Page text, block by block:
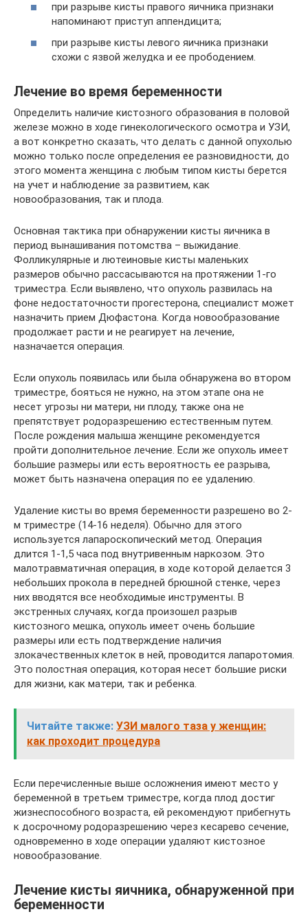
при разрыве кисты правого яичника признаки
напоминают приступ аппендицита;
при разрыве кисты левого яичника признаки
схожи с язвой желудка и ее прободением.
Лечение во время беременности
Определить наличие кистозного образования в половой
железе можно в ходе гинекологического осмотра и УЗИ,
а вот конкретно сказать, что делать с данной опухолью
можно только после определения ее разновидности, до
этого момента женщина с любым типом кисты берется
на учет и наблюдение за развитием, как
новообразования, так и плода.
Основная тактика при обнаружении кисты яичника в
период вынашивания потомства – выжидание.
Фолликулярные и лютеиновые кисты маленьких
размеров обычно рассасываются на протяжении 1-го
триместра. Если выявлено, что опухоль развилась на
фоне недостаточности прогестерона, специалист может
назначить прием Дюфастона. Когда новообразование
продолжает расти и не реагирует на лечение,
назначается операция.
Если опухоль появилась или была обнаружена во втором
триместре, бояться не нужно, на этом этапе она не
несет угрозы ни матери, ни плоду, также она не
препятствует родоразрешению естественным путем.
После рождения малыша женщине рекомендуется
пройти дополнительное лечение. Если же опухоль имеет
большие размеры или есть вероятность ее разрыва,
может быть назначена операция по ее удалению.
Удаление кисты во время беременности разрешено во 2-
м триместре (14-16 неделя). Обычно для этого
используется лапароскопический метод. Операция
длится 1-1,5 часа под внутривенным наркозом. Это
малотравматичная операция, в ходе которой делается 3
небольших прокола в передней брюшной стенке, через
них вводятся все необходимые инструменты. В
экстренных случаях, когда произошел разрыв
кистозного мешка, опухоль имеет очень большие
размеры или есть подтверждение наличия
злокачественных клеток в ней, проводится лапаротомия.
Это полостная операция, которая несет большие риски
для жизни, как матери, так и ребенка.
Читайте также: УЗИ малого таза у женщин:
как проходит процедура
Если перечисленные выше осложнения имеют место у
беременной в третьем триместре, когда плод достиг
жизнеспособного возраста, ей рекомендуют прибегнуть
к досрочному родоразрешению через кесарево сечение,
одновременно в ходе операции удаляют кистозное
новообразование.
Лечение кисты яичника, обнаруженной при
беременности